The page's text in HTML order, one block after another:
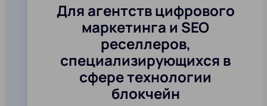
Для агентств цифрового
маркетинга и SEO
реселлеров,
специализирующихся в
сфере технологии
блокчейн